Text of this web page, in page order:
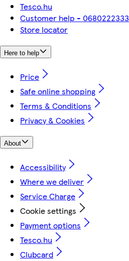
Tesco.hu
Customer help - 0680222333
Store locator
Here to help
Price
Safe online shopping
Terms & Conditions
Privacy & Cookies
About
Accessibility
Where we deliver
Service Charge
Cookie settings
Payment options
Tesco.hu
Clubcard